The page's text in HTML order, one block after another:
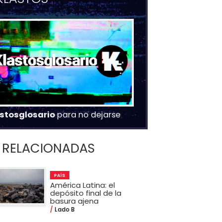
para no dejarse
RELACIONADAS
PAÍS
América Latina: el
depósito final de la
basura ajena
Lado B